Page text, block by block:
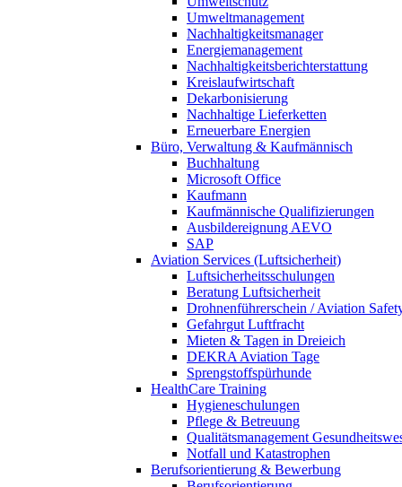
Umweltmanagement
Nachhaltigkeitsmanager
Energiemanagement
Nachhaltigkeitsberichterstattung
Kreislaufwirtschaft
Dekarbonisierung
Nachhaltige Lieferketten
Erneuerbare Energien
Büro, Verwaltung & Kaufmännisch
Buchhaltung
Microsoft Office
Kaufmann
Kaufmännische Qualifizierungen
Ausbildereignung AEVO
SAP
Aviation Services (Luftsicherheit)
Luftsicherheitsschulungen
Beratung Luftsicherheit
Drohnenführerschein / Aviation
Gefahrgut Luftfracht
Mieten & Tagen in Dreieich
DEKRA Aviation Tage
Sprengstoffspürhunde
HealthCare Training
Hygieneschulungen
Pflege & Betreuung
Qualitätsmanagement
Notfall und Katastrophen
Berufsorientierung & Bewerbung